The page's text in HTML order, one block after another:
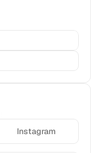
Instagram